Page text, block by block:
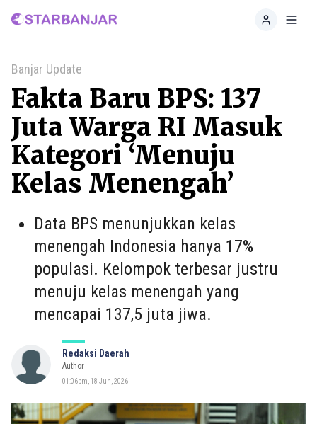
Home
Banjar Update
Fakta Baru BPS: 137
Juta Warga RI Masuk
Kategori ‘Menuju
Kelas Menengah’
Data BPS menunjukkan kelas
menengah Indonesia hanya 17%
populasi. Kelompok terbesar justru
menuju kelas menengah yang
mencapai 137,5 juta jiwa.
Redaksi Daerah
Author
01:06pm, 18 Jun, 2026